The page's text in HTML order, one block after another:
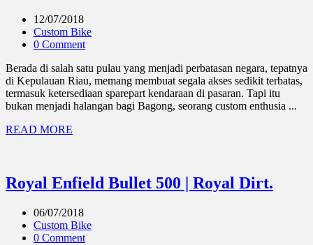
12/07/2018
Custom Bike
0 Comment
Berada di salah satu pulau yang menjadi perbatasan negara, tepatnya
di Kepulauan Riau, memang membuat segala akses sedikit terbatas,
termasuk ketersediaan sparepart kendaraan di pasaran. Tapi itu
bukan menjadi halangan bagi Bagong, seorang custom enthusia ...
READ MORE
Royal Enfield Bullet 500 | Royal Dirt.
06/07/2018
Custom Bike
0 Comment